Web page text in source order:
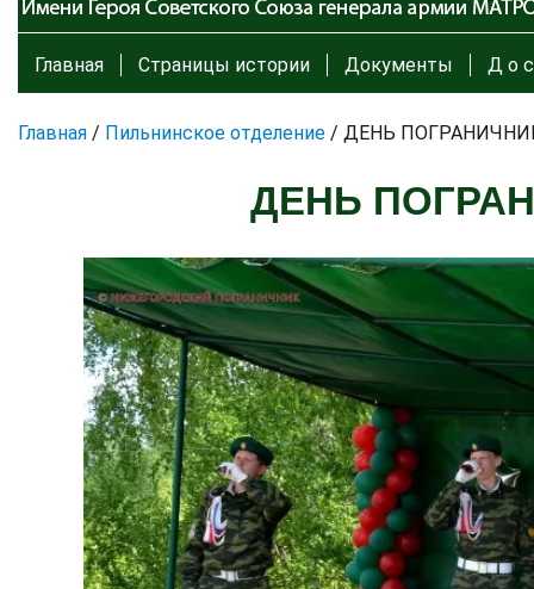
Главная Страницы истории Документы Д о с
Главная / Пильнинское отделение / ДЕНЬ
ДЕНЬ